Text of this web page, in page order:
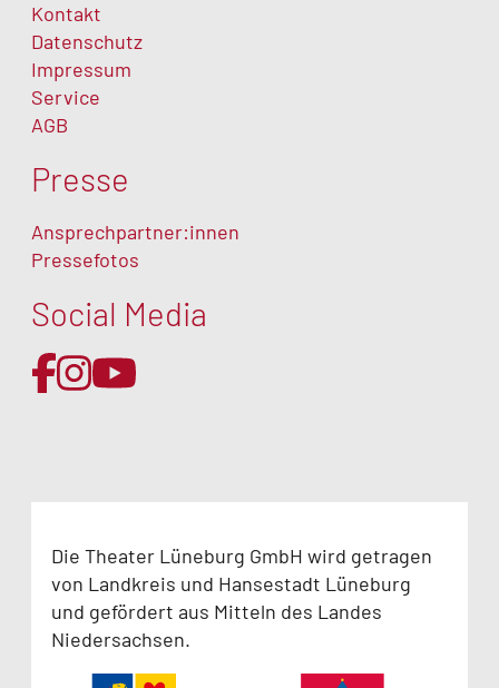
Kontakt
Datenschutz
Impressum
Service
AGB
Presse
Ansprechpartner:innen
Pressefotos
Social Media
Die Theater Lüneburg GmbH wird getragen
von Landkreis und Hansestadt Lüneburg
und gefördert aus Mitteln des Landes
Niedersachsen.